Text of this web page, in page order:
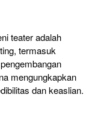
teater adalah
termasuk
mengungkapkan
dan keaslian.